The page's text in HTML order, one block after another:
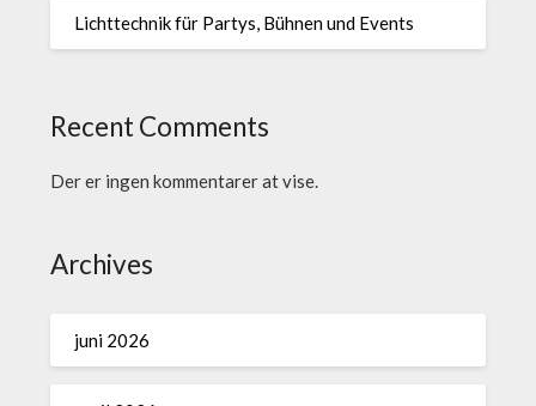
Lichttechnik für Partys, Bühnen und Events
Recent Comments
Der er ingen kommentarer at vise.
Archives
juni 2026